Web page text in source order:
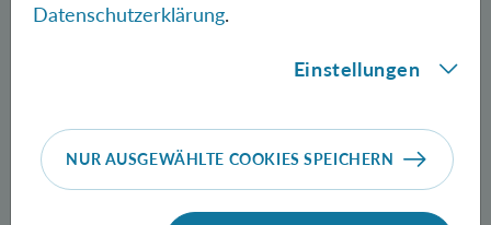
Datenschutzerklärung.
Einstellungen
NUR AUSGEWÄHLTE COOKIES SPEICHERN